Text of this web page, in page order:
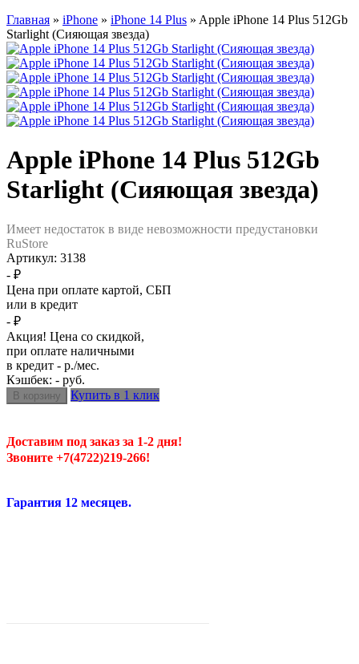
Главная » iPhone » iPhone 14 Plus » Apple iPhone 14 Plus 512Gb
Starlight (Сияющая звезда)
Apple iPhone 14 Plus 512Gb
Starlight (Сияющая звезда)
Имеет недостаток в виде невозможности предустановки
RuStore
Артикул: 3138
- ₽
Цена при оплате картой, СБП
или в кредит
- ₽
Акция! Цена со скидкой,
при оплате наличными
в кредит - р./мес.
Кэшбек: - руб.
Купить в 1 клик
Доставим под заказ за 1-2 дня!
Звоните +7(4722)219-266!
Гарантия 12 месяцев.